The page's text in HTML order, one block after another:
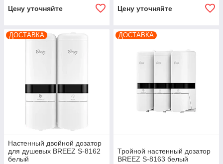
Цену уточняйте Цену уточняйте
ДОСТАВКА
Настенный двойной дозатор
для душевых BREEZ S-8162
белый
ДОСТАВКА
Тройной настенный дозатор
BREEZ S-8163 белый